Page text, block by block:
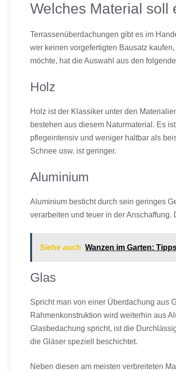
Welches Material soll
Terrassenüberdachungen gibt es im
wer keinen vorgefertigten Bausatz
möchte, hat die Auswahl aus den
Holz
Holz ist der Klassiker unter den
bestehen aus diesem Naturmaterial. Es
pflegeintensiv und weniger haltbar als
Schnee usw. ist geringer.
Aluminium
Aluminium besticht durch sein geringes
verarbeiten und teuer in der
Siehe auch Wanzen im Garten:
Glas
Spricht man von einer Überdachung aus
Rahmenkonstruktion wird weiterhin aus
Glasbedachung spricht, ist die
die Gläser speziell beschichtet.
Neben diesen am meisten verbreiteten